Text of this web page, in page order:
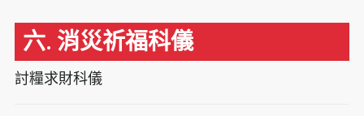
六. 消災祈福科儀
討糧求財科儀